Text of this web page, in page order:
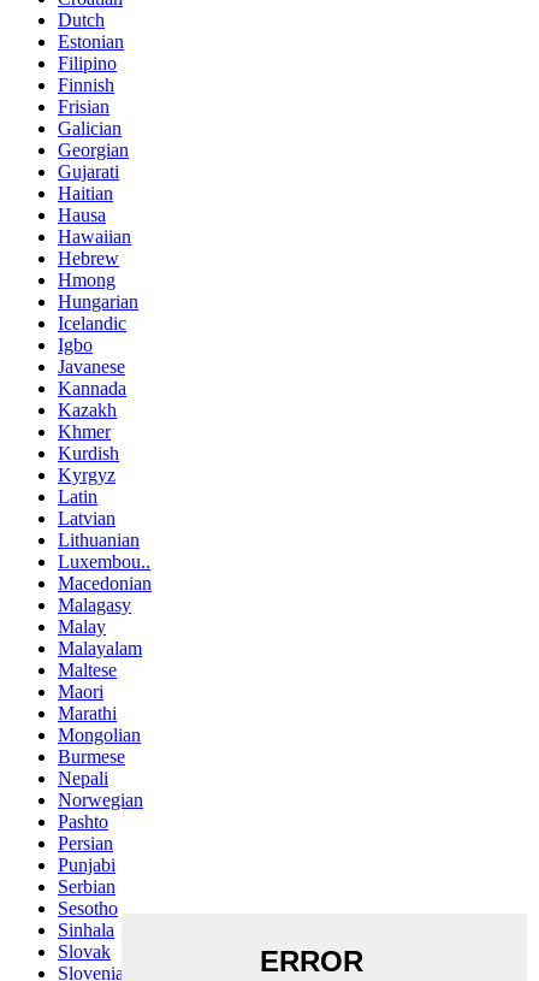
Dutch
Estonian
Filipino
Finnish
Frisian
Galician
Georgian
Gujarati
Haitian
Hausa
Hawaiian
Hebrew
Hmong
Hungarian
Icelandic
Igbo
Javanese
Kannada
Kazakh
Khmer
Kurdish
Kyrgyz
Latin
Latvian
Lithuanian
Luxembou..
Macedonian
Malagasy
Malay
Malayalam
Maltese
Maori
Marathi
Mongolian
Burmese
Nepali
Norwegian
Pashto
Persian
Punjabi
Serbian
Sesotho
Sinhala
Slovak
Slovenian